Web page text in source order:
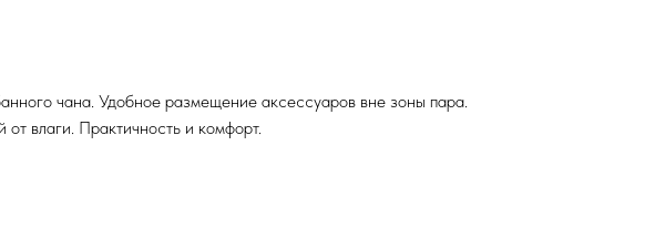
чана. Удобное размещение аксессуаров вне зоны пара.
от влаги. Практичность и комфорт.